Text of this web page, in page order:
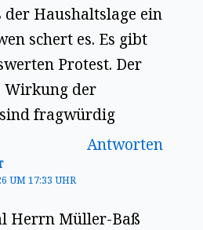
der Haushaltslage ein
schert es. Es gibt
Protest. Der
Wirkung der
fragwürdig
Antworten
UM 17:33 UHR
Herrn Müller-Baß